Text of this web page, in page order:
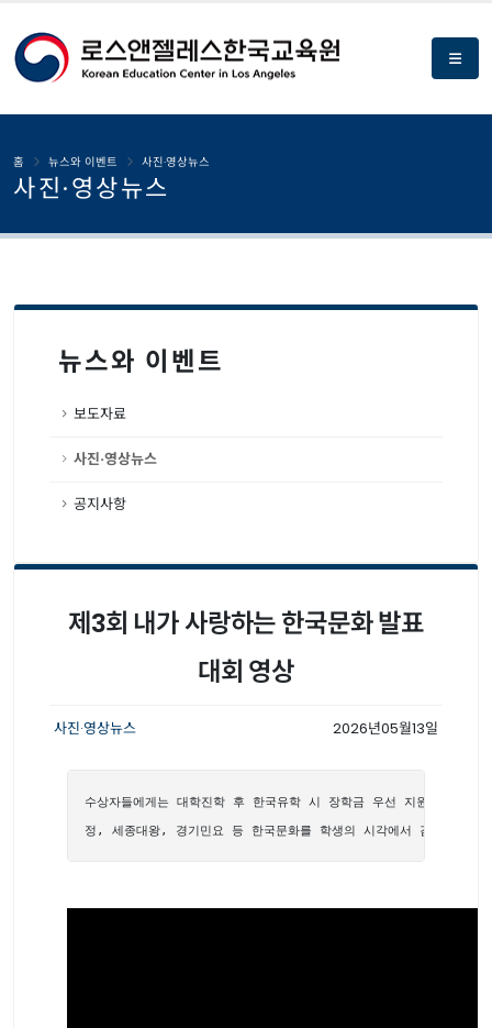
사진·영상뉴스
홈 뉴스와 이벤트 사진·영상뉴스
뉴스와 이벤트
보도자료
사진·영상뉴스
공지사항
제3회 내가 사랑하는 한국문화 발표
대회 영상
사진·영상뉴스 2026년05월13일
수상자들에게는 대학진학 후 한국유학 시 장학금 우선 지원 혜택 제
정, 세종대왕, 경기민요 등 한국문화를 학생의 시각에서 감동적으로